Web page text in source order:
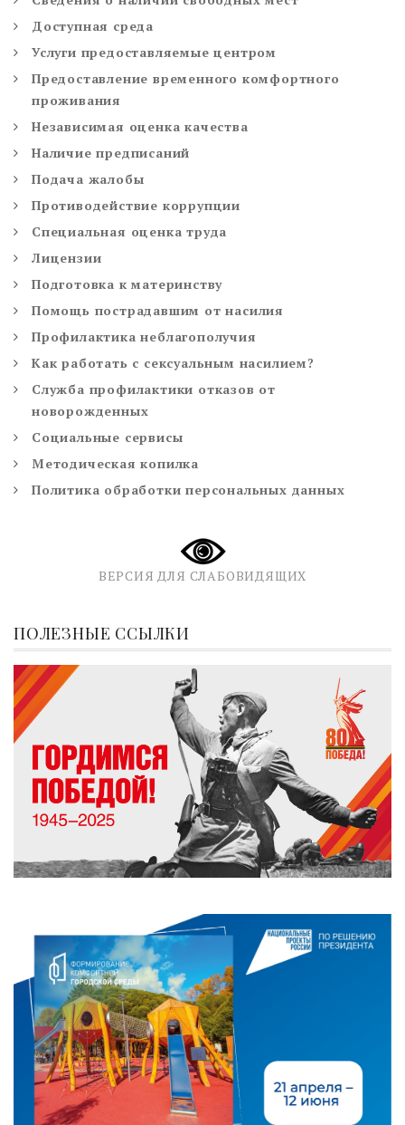
Доступная среда
Услуги предоставляемые центром
Предоставление временного комфортного
проживания
Независимая оценка качества
Наличие предписаний
Подача жалобы
Противодействие коррупции
Специальная оценка труда
Лицензии
Подготовка к материнству
Помощь пострадавшим от насилия
Профилактика неблагополучия
Как работать с сексуальным насилием?
Служба профилактики отказов от
новорожденных
Социальные сервисы
Методическая копилка
Политика обработки персональных данных
ВЕРСИЯ ДЛЯ СЛАБОВИДЯЩИХ
ПОЛЕЗНЫЕ ССЫЛКИ